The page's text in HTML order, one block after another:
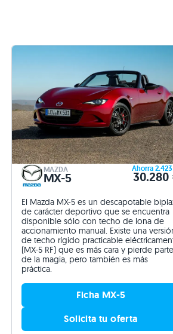
MAZDA
MX-5
Ahorra
30.280
El Mazda MX-5 es un descapotable
de carácter deportivo que se encuentra
disponible sólo con techo de lona de
accionamiento manual. Existe una
de techo rígido practicable
(MX-5 RF) que es más cara y pierde parte
de la magia, pero también es más
práctica.
Ficha MX-5
Solicita tu oferta